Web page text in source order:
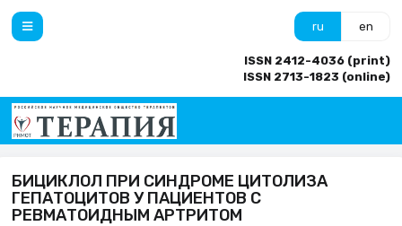
ru en
ISSN 2412-4036 (print)
ISSN 2713-1823 (online)
БИЦИКЛОЛ ПРИ СИНДРОМЕ ЦИТОЛИЗА
ГЕПАТОЦИТОВ У ПАЦИЕНТОВ С
РЕВМАТОИДНЫМ АРТРИТОМ